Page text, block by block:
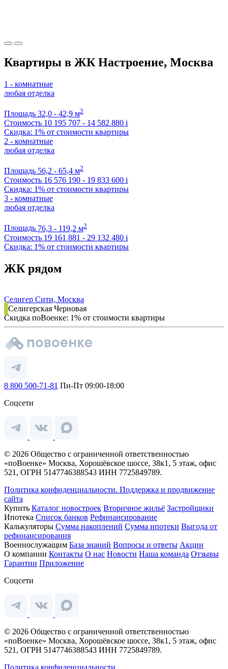
Квартиры в ЖК Настроение, Москва
1 - комнатные
любая отделка
Площадь 32,0 - 42,9 м2
Стоимость 10 195 707 - 14 582 880 i
Скидка: 1% от стоимости квартиры
2 - комнатные
любая отделка
Площадь 56,2 - 65,4 м2
Стоимость 16 576 190 - 19 833 600 i
Скидка: 1% от стоимости квартиры
3 - комнатные
любая отделка
Площадь 76,3 - 119,2 м2
Стоимость 19 161 881 - 29 132 480 i
Скидка: 1% от стоимости квартиры
ЖК рядом
Селигер Сити, Москва
Селигерская Черновая
Скидка поВоенке: 1% от стоимости квартиры
8 800 500-71-81 Пн-Пт 09:00-18:00
Соцсети
© 2026 Общество с ограниченной ответственностью
«поВоенке» Москва, Хорошёвское шоссе, 38к1, 5 этаж, офис
521, ОГРН 5147746388543 ИНН 7725849789.
Политика конфиденциальности. Поддержка и продвижение
сайта
Купить Каталог новостроек Вторичное жильё Застройщики
Ипотека Список банков Рефинансирование
Калькуляторы Сумма накоплений Сумма ипотеки Выгода от
рефинансирования
Военнослужащим База знаний Вопросы и ответы Акции
О компании Контакты О нас Новости Наша команда Отзывы
Гарантии Приложение
Соцсети
© 2026 Общество с ограниченной ответственностью
«поВоенке» Москва, Хорошёвское шоссе, 38к1, 5 этаж, офис
521, ОГРН 5147746388543 ИНН 7725849789.
Политика конфиденциальности.